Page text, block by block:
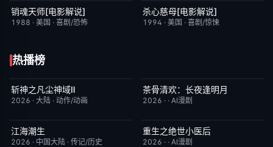
已完结
销魂天师[电影解说]
1988 · 美国 · 喜剧/恐怖
已完结
杀心慈母[电影解说]
1994 · 美国 · 喜剧/惊悚
热播榜
更新至第09集
斩神之凡尘神域Ⅱ
2026 · 大陆 · 动作/动画
完结
茶骨清欢：长夜逢明月
2026 · · AI漫剧
更新至第22集
江海潮生
2026 · 中国大陆 · 传记/历史
完结
重生之绝世小医后
2026 · · AI漫剧